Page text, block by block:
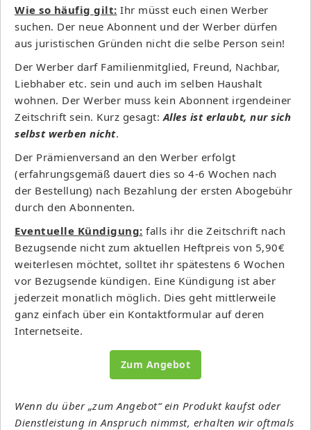
Wie so häufig gilt: Ihr müsst euch einen Werber
suchen. Der neue Abonnent und der Werber dürfen
aus juristischen Gründen nicht die selbe Person sein!
Der Werber darf Familienmitglied, Freund, Nachbar,
Liebhaber etc. sein und auch im selben Haushalt
wohnen. Der Werber muss kein Abonnent irgendeiner
Zeitschrift sein. Kurz gesagt: Alles ist erlaubt, nur sich
selbst werben nicht.
Der Prämienversand an den Werber erfolgt
(erfahrungsgemäß dauert dies so 4-6 Wochen nach
der Bestellung) nach Bezahlung der ersten Abogebühr
durch den Abonnenten.
Eventuelle Kündigung: falls ihr die Zeitschrift nach
Bezugsende nicht zum aktuellen Heftpreis von 5,90€
weiterlesen möchtet, solltet ihr spätestens 6 Wochen
vor Bezugsende kündigen. Eine Kündigung ist aber
jederzeit monatlich möglich. Dies geht mittlerweile
ganz einfach über ein Kontaktformular auf deren
Internetseite.
Zum Angebot
Wenn du über „zum Angebot“ ein Produkt kaufst oder
Dienstleistung in Anspruch nimmst, erhalten wir oftmals